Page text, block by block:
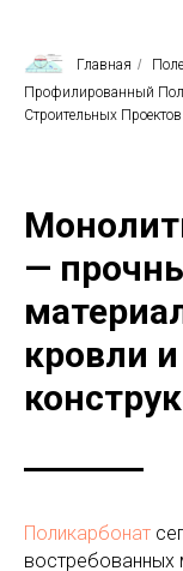
Главная /
Профилированный
Строительных Проектов
—
кровли
Поликарбонат
востребованных